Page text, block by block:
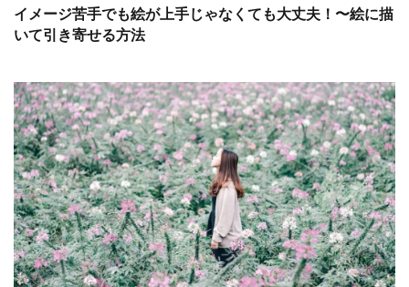
イメージ苦手でも絵が上手じゃなくても大丈夫！〜絵に描
いて引き寄せる方法